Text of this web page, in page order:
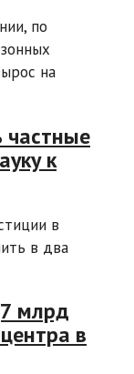
по
на
частные
к
в
в два
млрд
в